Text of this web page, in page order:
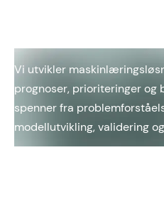
Vi utvikler
prognoser, prioriteringer
spenner fra
modellutvikling, validering